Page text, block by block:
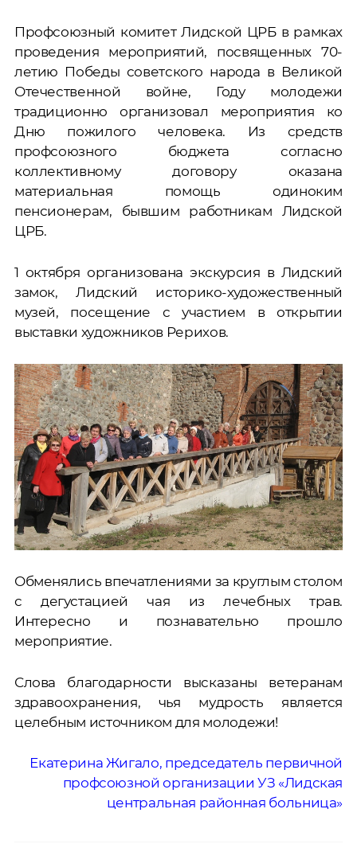
Профсоюзный комитет Лидской ЦРБ в рамках
проведения мероприятий, посвященных 70-
летию Победы советского народа в Великой
Отечественной войне, Году молодежи
традиционно организовал мероприятия ко
Дню пожилого человека. Из средств
профсоюзного бюджета согласно
коллективному договору оказана
материальная помощь одиноким
пенсионерам, бывшим работникам Лидской
ЦРБ.
1 октября организована экскурсия в Лидский
замок, Лидский историко-художественный
музей, посещение с участием в открытии
выставки художников Рерихов.
Обменялись впечатлениями за круглым столом
с дегустацией чая из лечебных трав.
Интересно и познавательно прошло
мероприятие.
Слова благодарности высказаны ветеранам
здравоохранения, чья мудрость является
целебным источником для молодежи!
Екатерина Жигало, председатель первичной
профсоюзной организации УЗ «Лидская
центральная районная больница»